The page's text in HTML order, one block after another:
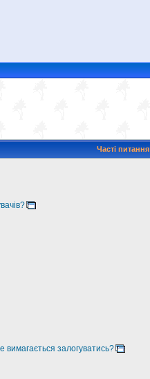
Часті питання
вимагається залогуватись?